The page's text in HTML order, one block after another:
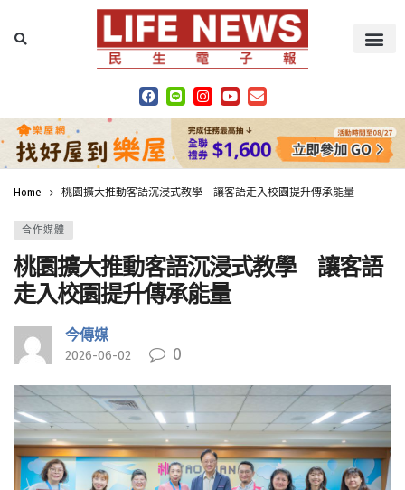
Home 桃園擴大推動客語沉浸式教學 讓客語走入校園提升傳承能量
合作媒體
桃園擴大推動客語沉浸式教學 讓客語
走入校園提升傳承能量
今傳媒
2026-06-02 0